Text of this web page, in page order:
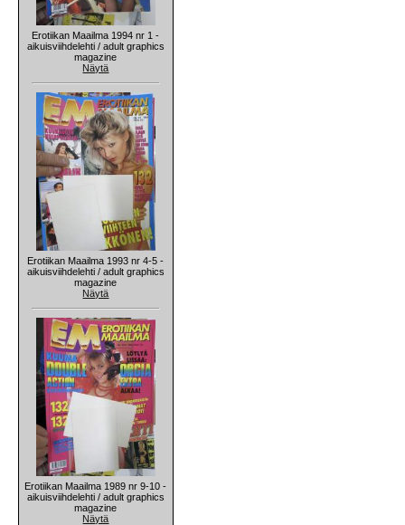
Erotiikan Maailma 1994 nr 1 -
aikuisviihdelehti / adult graphics
magazine
Näytä
Erotiikan Maailma 1993 nr 4-5 -
aikuisviihdelehti / adult graphics
magazine
Näytä
Erotiikan Maailma 1989 nr 9-10 -
aikuisviihdelehti / adult graphics
magazine
Näytä